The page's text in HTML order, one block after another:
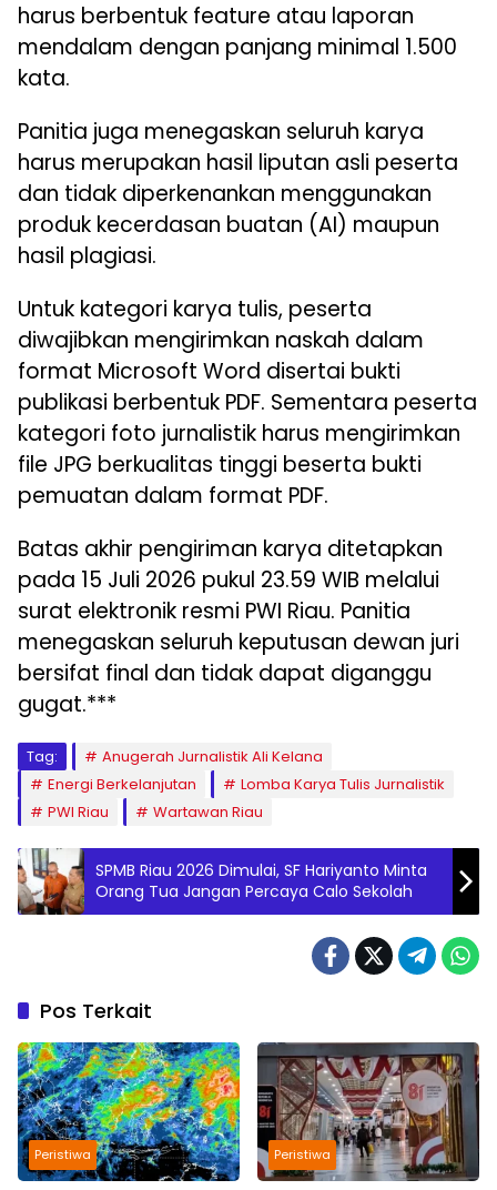
harus berbentuk feature atau laporan
mendalam dengan panjang minimal 1.500
kata.
Panitia juga menegaskan seluruh karya
harus merupakan hasil liputan asli peserta
dan tidak diperkenankan menggunakan
produk kecerdasan buatan (AI) maupun
hasil plagiasi.
Untuk kategori karya tulis, peserta
diwajibkan mengirimkan naskah dalam
format Microsoft Word disertai bukti
publikasi berbentuk PDF. Sementara peserta
kategori foto jurnalistik harus mengirimkan
file JPG berkualitas tinggi beserta bukti
pemuatan dalam format PDF.
Batas akhir pengiriman karya ditetapkan
pada 15 Juli 2026 pukul 23.59 WIB melalui
surat elektronik resmi PWI Riau. Panitia
menegaskan seluruh keputusan dewan juri
bersifat final dan tidak dapat diganggu
gugat.***
Tag:
Anugerah Jurnalistik Ali Kelana
Energi Berkelanjutan
Lomba Karya Tulis Jurnalistik
PWI Riau
Wartawan Riau
SPMB Riau 2026 Dimulai, SF Hariyanto Minta
Orang Tua Jangan Percaya Calo Sekolah
Pos Terkait
Peristiwa Peristiwa